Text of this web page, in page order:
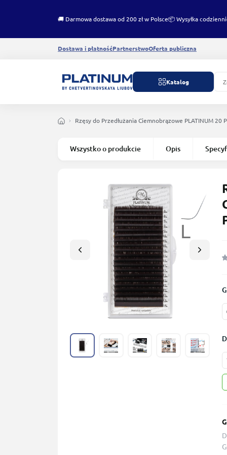
🚚 Darmowa dostawa od 200 zł w Polsce📦 Wysyłka
Dostawa i płatnośćPartnerstwoOferta publiczna
Katalog
Rzęsy do Przedłużania Сiemnobrązowe PLATINUM 20
Wszystko o produkcie Opis